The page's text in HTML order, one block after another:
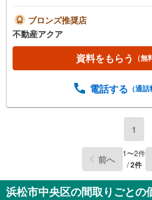
広さで家族個々のプライベ
気の対面式キッチンで、家族
ながらお料理の準備ができま
所が豊富でお部屋の荷物も
はスーパーやコンビニ郵便
校まで約2207m〇杏林堂薬
す。ぜひお気軽にご連絡下
「室内・現地を見学する（
時をご記入いただけますと
ブロンズ推奨店
不動産アクア
資料をもらう （無
電話する （通
1
前へ 1〜2件
/2件
浜松市中央区の間取りごとの